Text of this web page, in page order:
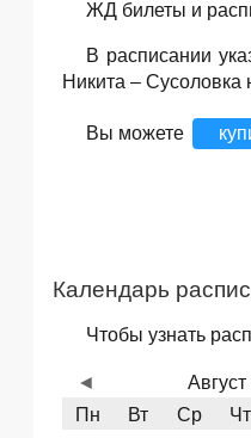
ЖД билеты и
В расписании
Никита – Сусоловка
Вы можете
Календарь
Чтобы узнать
Пн
Вт Ср Чт
◄